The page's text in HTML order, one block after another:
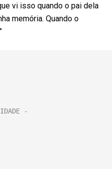
vi isso quando o pai dela
memória. Quando o